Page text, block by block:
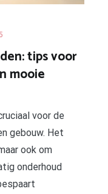
tips voor
mooie
voor de
gebouw. Het
ook om
onderhoud